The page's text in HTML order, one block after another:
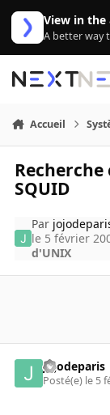
Aller au contenu
View in the
A better way
Accueil
SQUID
Par
le 5 février
d'UNIX
jojodeparis
Posté(e) le 5